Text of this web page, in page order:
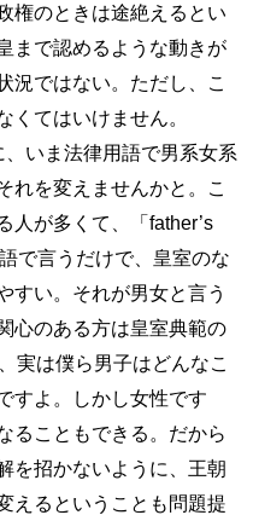
権のときは途絶えるとい
まで認めるような動きが
況ではない。ただし、こ
くてはいけません。
いま法律用語で男系女系
れを変えませんかと。こ
人が多くて、「father’s
で言うだけで、皇室のな
すい。それが男女と言う
心のある方は皇室典範の
実は僕ら男子はどんなこ
すよ。しかし女性です
ることもできる。だから
を招かないように、王朝
えるということも問題提